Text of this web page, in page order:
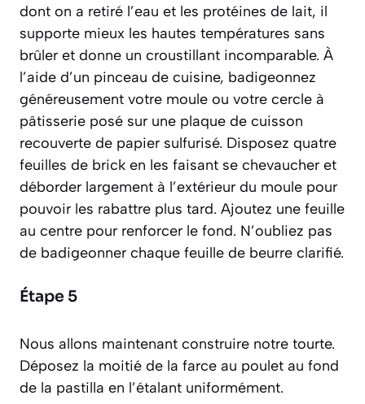
dont on a retiré l’eau et les protéines de lait, il
supporte mieux les hautes températures sans
brûler et donne un croustillant incomparable. À
l’aide d’un pinceau de cuisine, badigeonnez
généreusement votre moule ou votre cercle à
pâtisserie posé sur une plaque de cuisson
recouverte de papier sulfurisé. Disposez quatre
feuilles de brick en les faisant se chevaucher et
déborder largement à l’extérieur du moule pour
pouvoir les rabattre plus tard. Ajoutez une feuille
au centre pour renforcer le fond. N’oubliez pas
de badigeonner chaque feuille de beurre clarifié.
Étape 5
Nous allons maintenant construire notre tourte.
Déposez la moitié de la farce au poulet au fond
de la pastilla en l’étalant uniformément.